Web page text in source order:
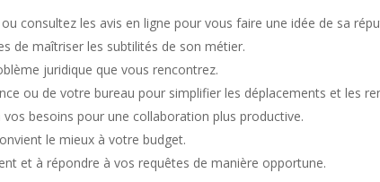
consultez les avis en ligne pour vous faire une idée de sa
de maîtriser les subtilités de son métier.
juridique que vous rencontrez.
ou de votre bureau pour simplifier les déplacements et les
besoins pour une collaboration plus productive.
le mieux à votre budget.
et à répondre à vos requêtes de manière opportune.